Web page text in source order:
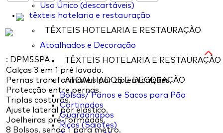
Uso Único (descartáveis)
têxteis hotelaria e restauração
TÊXTEIS HOTELARIA E RESTAURAÇÃO
Atoalhados e Decoração
TÊXTEIS HOTELARIA E RESTAURAÇÃO
ATOALHADOS E DECORAÇÃO
Bolsas/ Panos e Sacos para Pão
Cortinados
Guardanapos
Riços (Saiotes)
: DPM5SPA
Calças 3 em 1 pré lavado.
Pernas transformáveis por zip em calções.
Protecção entre pernas.
Triplas costuras.
Ajuste lateral por elástico.
Joelheiras pré-formadas.
8 Bolsos, sendo 1 para metro.